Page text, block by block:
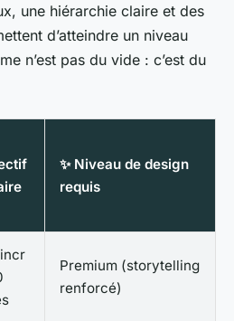
une hiérarchie claire et des
d’atteindre un niveau
n’est pas du vide : c’est du
✨ Niveau de design
requis
Premium (storytelling
renforcé)